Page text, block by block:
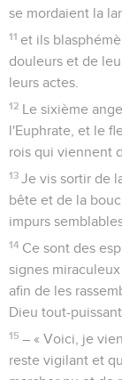
se mordaient la
11 et ils
douleurs et de
leurs actes.
12 Le sixième
l'Euphrate, et le
rois qui viennent
13 Je vis sortir de
bête et de la
impurs
14 Ce sont des
signes
afin de les
Dieu tout-puissant.
15 – « Voici, je
reste vigilant et